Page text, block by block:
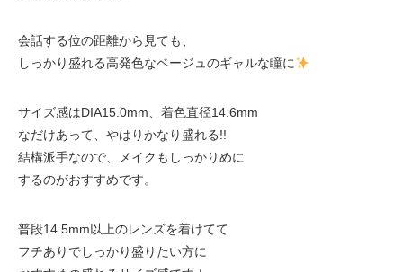
会話する位の距離から見ても、
しっかり盛れる高発色なベージュのギャルな瞳に
サイズ感はDIA15.0mm、着色直径14.6mm
なだけあって、やはりかなり盛れる!!
結構派手なので、メイクもしっかりめに
するのがおすすめです。
普段14.5mm以上のレンズを着けてて
フチありでしっかり盛りたい方に